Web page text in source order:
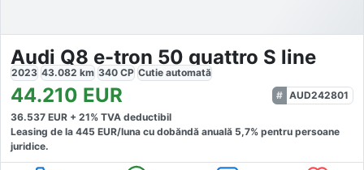
Audi Q8 e-tron 50 quattro S line
2023 43.082 km 340 CP Cutie automată
44.210 EUR
AUD242801
36.537 EUR + 21% TVA deductibil
Leasing de la 445 EUR/luna cu dobăndă anuală 5,7% pentru persoane
juridice.